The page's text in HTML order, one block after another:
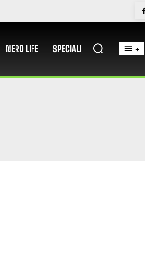
NERD LIFE SPECIALI +